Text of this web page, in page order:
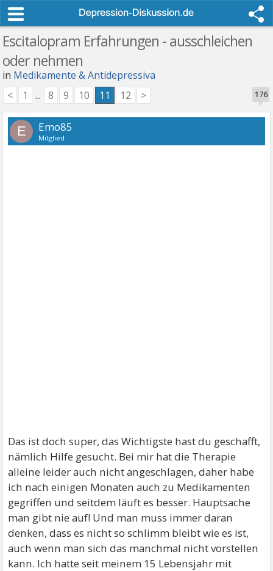
Escitalopram Erfahrungen - ausschleichen
oder nehmen
in Medikamente & Antidepressiva
176
< 1 ... 8 9 10 11 12 >
E Emo85
Mitglied
Das ist doch super, das Wichtigste hast du geschafft,
nämlich Hilfe gesucht. Bei mir hat die Therapie
alleine leider auch nicht angeschlagen, daher habe
ich nach einigen Monaten auch zu Medikamenten
gegriffen und seitdem läuft es besser. Hauptsache
man gibt nie auf! Und man muss immer daran
denken, dass es nicht so schlimm bleibt wie es ist,
auch wenn man sich das manchmal nicht vorstellen
kann. Ich hatte seit meinem 15 Lebensjahr mit